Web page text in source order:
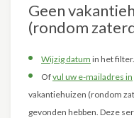
Geen
(rondom
Wijzig datum in het filter.
Ofvul uw e-mailadres in
vakantiehuizen (rondom
gevonden hebben. Deze